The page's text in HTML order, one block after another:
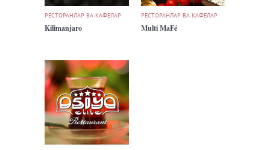
РЕСТОРАНЛАР ВА КАФЕЛАР
Kilimanjaro
РЕСТОРАНЛАР ВА КАФЕЛАР
Multi MaFé